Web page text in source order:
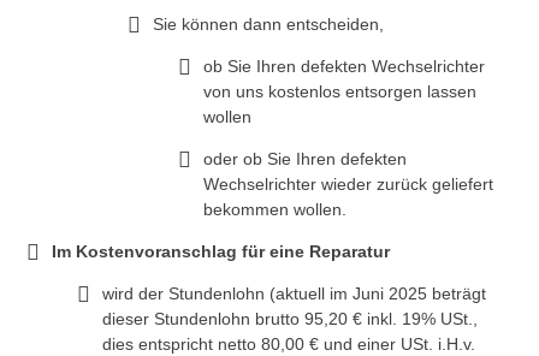
Sie können dann entscheiden,
ob Sie Ihren defekten Wechselrichter
von uns kostenlos entsorgen lassen
wollen
oder ob Sie Ihren defekten
Wechselrichter wieder zurück geliefert
bekommen wollen.
Im Kostenvoranschlag für eine Reparatur
wird der Stundenlohn (aktuell im Juni 2025 beträgt
dieser Stundenlohn brutto 95,20 € inkl. 19% USt.,
dies entspricht netto 80,00 € und einer USt. i.H.v.